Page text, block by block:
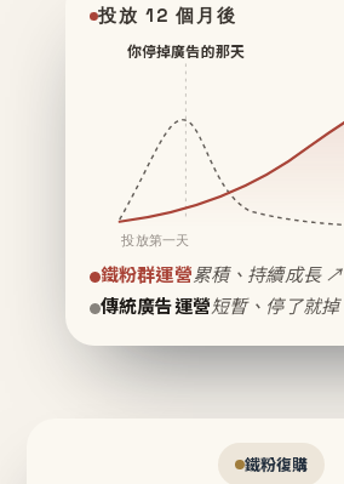
投放 12 個月後
你停掉廣告的那天
投放第一天
鐵粉群運營累積、持續成長 ↗
傳統廣告運營短暫、停了就掉
鐵粉復購